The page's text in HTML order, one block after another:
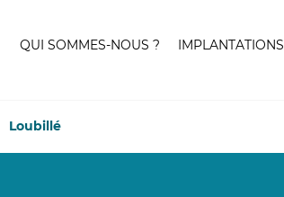
QUI SOMMES-NOUS ? IMPLANTATIONS
Loubillé